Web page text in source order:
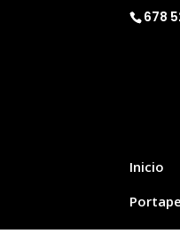
678
Inicio